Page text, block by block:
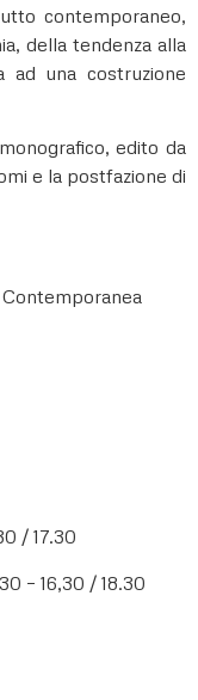
contemporaneo,
della tendenza alla
ad una costruzione
edito da
e la postfazione di
/ 17.30
– 16,30 / 18.30